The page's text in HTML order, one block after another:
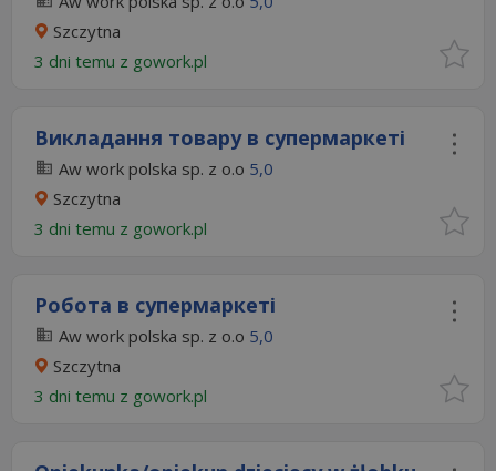
Szczytna
3 dni temu z gowork.pl
Викладання товару в супермаркеті
Aw work polska sp. z o.o 5,0
Szczytna
3 dni temu z gowork.pl
Робота в супермаркеті
Aw work polska sp. z o.o 5,0
Szczytna
3 dni temu z gowork.pl